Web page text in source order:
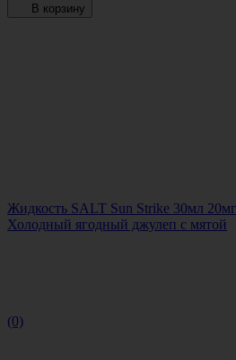
В корзину
Жидкость SALT Sun Strike 30мл
Холодный ягодный джулеп с мятой
(0)